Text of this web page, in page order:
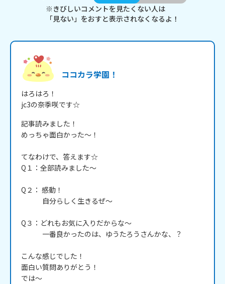
※きびしいコメントを見たくない人は
「見ない」をおすと表示されなくなるよ！
ココカラ学園！
はろはろ！
jc3の奈季咲です☆
記事読みました！
めっちゃ面白かった～！
てなわけで、答えます☆
Q１：全部読みました～
Q２： 感動！
自分らしく生きるぜ～
Q３：どれもお気に入りだからな～
一番良かったのは、ゆうたろうさんかな、？
こんな感じでした！
面白い質問ありがとう！
では～